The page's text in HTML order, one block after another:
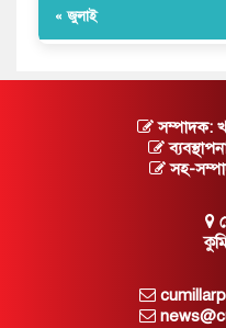
« জুলাই
সম্পাদক:
সহ-